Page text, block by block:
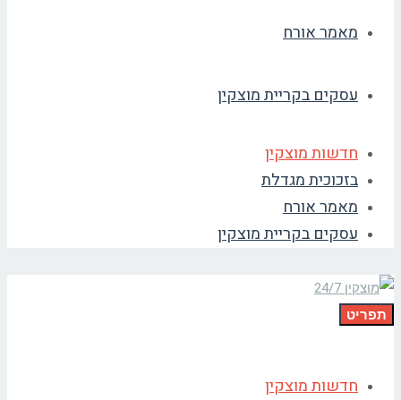
מאמר אורח
עסקים בקריית מוצקין
חדשות מוצקין
בזכוכית מגדלת
מאמר אורח
עסקים בקריית מוצקין
תפריט
חדשות מוצקין